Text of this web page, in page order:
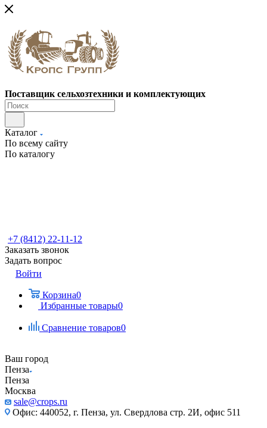
Поставщик сельхозтехники и комплектующих
Каталог
По всему сайту
По каталогу
+7 (8412) 22-11-12
Заказать звонок
Задать вопрос
Войти
Корзина0
Избранные товары0
Сравнение товаров0
Ваш город
Пенза
Пенза
Москва
sale@crops.ru
Офис: 440052, г. Пенза, ул. Свердлова стр. 2И, офис 511